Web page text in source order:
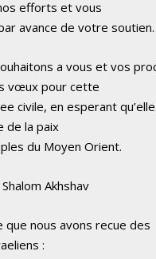
efforts et vous
avance de votre soutien.
a vous et vos
vœux pour cette
civile, en esperant
de la paix
du Moyen Orient.
Akhshav
que nous avons recue des
: